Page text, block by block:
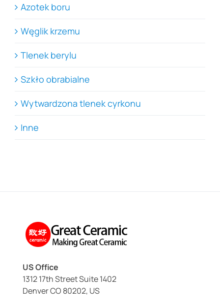
Azotek boru
Węglik krzemu
Tlenek berylu
Szkło obrabialne
Wytwardzona tlenek cyrkonu
Inne
US Office
1312 17th Street Suite 1402
Denver CO 80202, US